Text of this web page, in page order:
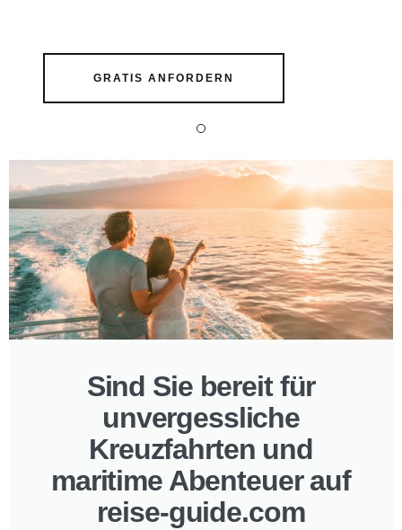
GRATIS ANFORDERN
Sind Sie bereit für
unvergessliche
Kreuzfahrten und
maritime Abenteuer auf
reise-guide.com